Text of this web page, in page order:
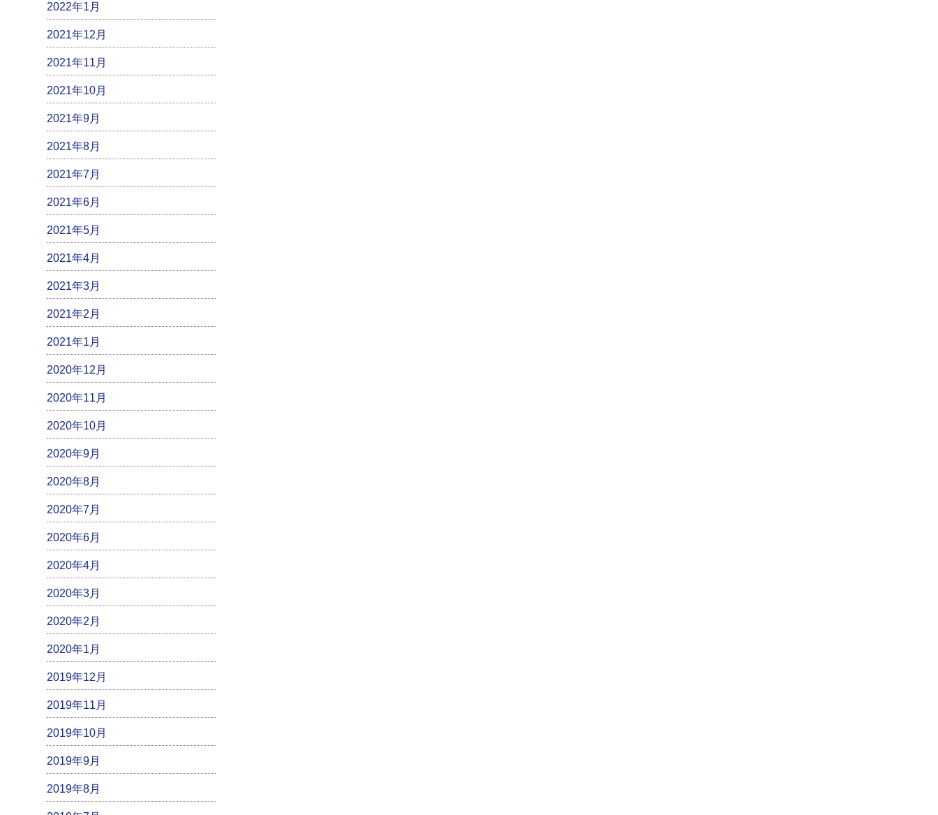
2022年1月
2021年12月
2021年11月
2021年10月
2021年9月
2021年8月
2021年7月
2021年6月
2021年5月
2021年4月
2021年3月
2021年2月
2021年1月
2020年12月
2020年11月
2020年10月
2020年9月
2020年8月
2020年7月
2020年6月
2020年4月
2020年3月
2020年2月
2020年1月
2019年12月
2019年11月
2019年10月
2019年9月
2019年8月